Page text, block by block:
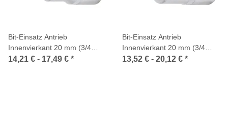
Bit-Einsatz Antrieb
Innenvierkant 20 mm (3/4
Zoll) Innensechskant
14,21 € - 17,49 € *
Bit-Einsatz Antrieb
Innenvierkant 20 mm (3/4
Zoll) T-Profil (für Torx)
13,52 € - 20,12 € *